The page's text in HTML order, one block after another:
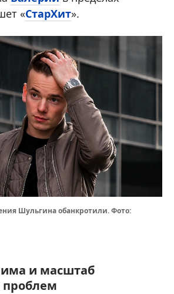
«СтарХит».
Шульгина обанкротили. Фото:
и масштаб